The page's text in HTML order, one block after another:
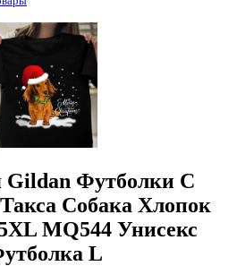
Gildan Футболки С
Собака Хлопок
MQ544 Унисекс
L